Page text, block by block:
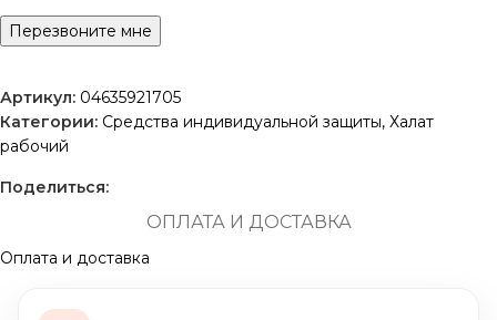
Артикул: 04635921705
Категории: Средства индивидуальной защиты, Халат
рабочий
Поделиться:
ОПЛАТА И ДОСТАВКА
Оплата и доставка